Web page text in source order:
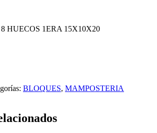
HUECOS 1ERA 15X10X20
BLOQUES, MAMPOSTERIA